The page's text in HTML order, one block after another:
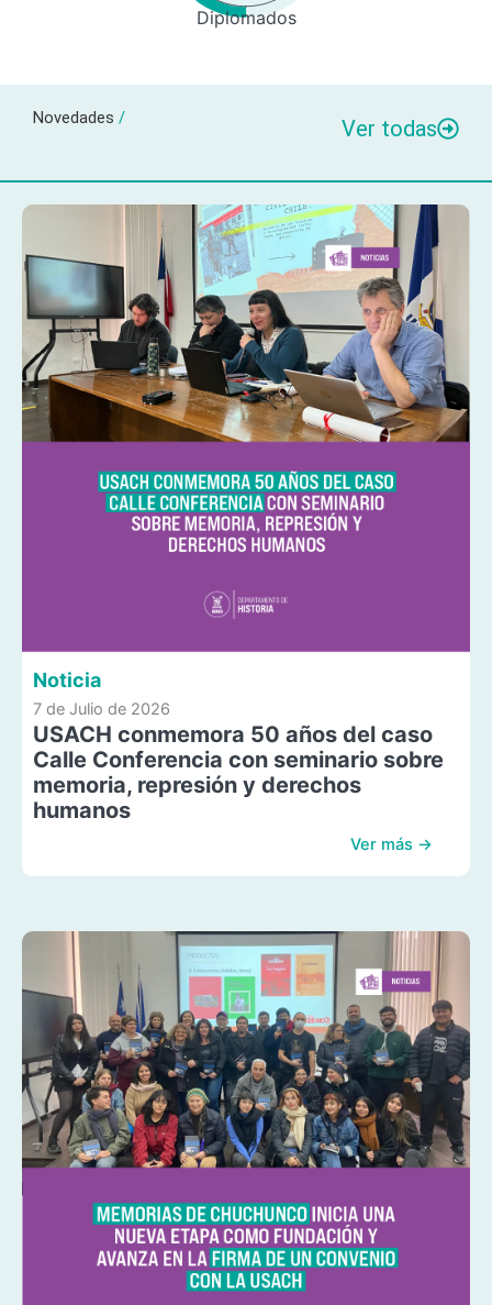
Diplomados
Novedades / Ver todas
Noticia
7 de Julio de 2026
USACH conmemora 50 años del caso
Calle Conferencia con seminario sobre
memoria, represión y derechos
humanos
Ver más →